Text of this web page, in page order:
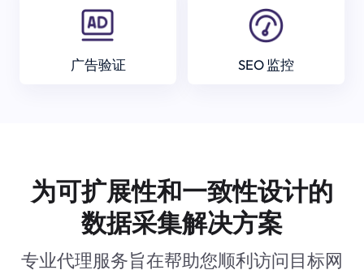
广告验证 SEO 监控
为可扩展性和一致性设计的
数据采集解决方案
专业代理服务旨在帮助您顺利访问目标网